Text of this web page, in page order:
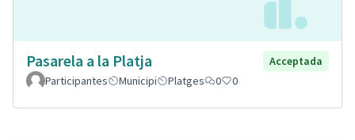
Pasarela a la Platja
Acceptada
Participantes
Municipi Platges 0 0